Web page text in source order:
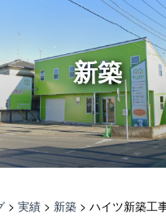
新築
> 実績 > 新築 > ハイツ新築工